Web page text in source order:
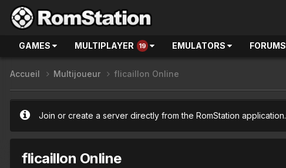
GAMES MULTIPLAYER 19 EMULATORS FORUMS
Accueil Multijoueur flicaillon Online
Join or create a server directly from the RomStation application.
flicaillon Online